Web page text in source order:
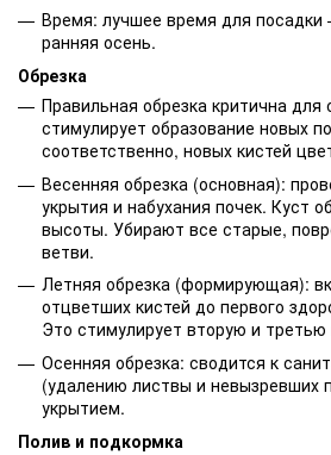
Время: лучшее время для посадки
ранняя осень.
Обрезка
Правильная обрезка критична для
стимулирует образование новых
соответственно, новых кистей
Весенняя обрезка (основная):
укрытия и набухания почек. Куст
высоты. Убирают все старые,
ветви.
Летняя обрезка (формирующая):
отцветших кистей до первого
Это стимулирует вторую и
Осенняя обрезка: сводится к
(удалению листвы и невызревших
укрытием.
Полив и подкормка